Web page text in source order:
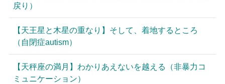
戻り）
【天王星と木星の重なり】そして、着地するところ
（自閉症autism）
【天秤座の満月】わかりあえないを越える（非暴力コ
ミュニケーション）